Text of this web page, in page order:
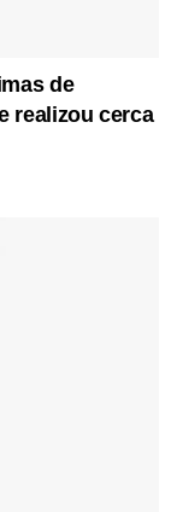
de
realizou cerca